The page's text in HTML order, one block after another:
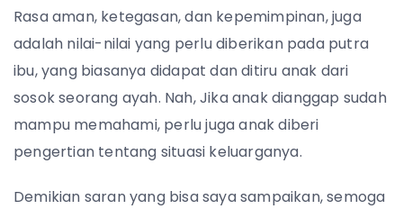
Rasa aman, ketegasan, dan kepemimpinan, juga
adalah nilai-nilai yang perlu diberikan pada putra
ibu, yang biasanya didapat dan ditiru anak dari
sosok seorang ayah. Nah, Jika anak dianggap sudah
mampu memahami, perlu juga anak diberi
pengertian tentang situasi keluarganya.
Demikian saran yang bisa saya sampaikan, semoga